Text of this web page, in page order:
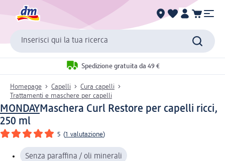
Inserisci qui la tua ricerca
Spedizione gratuita da 49 €
Homepage Capelli
Cura capelli
Trattamenti e maschere per capelli
MONDAYMaschera Curl Restore per capelli ricci,
250 ml
5 (1 valutazione)
Senza paraffina / oli minerali